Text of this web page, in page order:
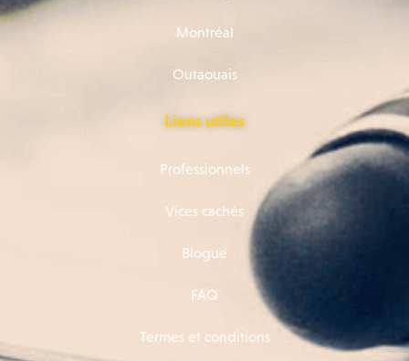
Montréal
Outaouais
Liens utiles
Professionnels
Vices cachés
Blogue
FAQ
Termes et conditions